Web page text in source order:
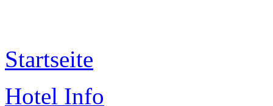
Startseite
Hotel Info